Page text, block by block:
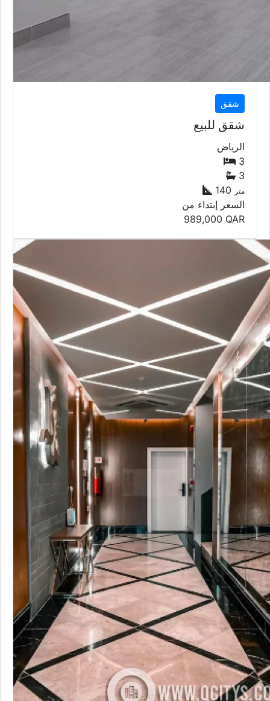
شقق
شقق للبيع
الرياض
3
3
140
متر
السعر إبتداء من
989,000 QAR